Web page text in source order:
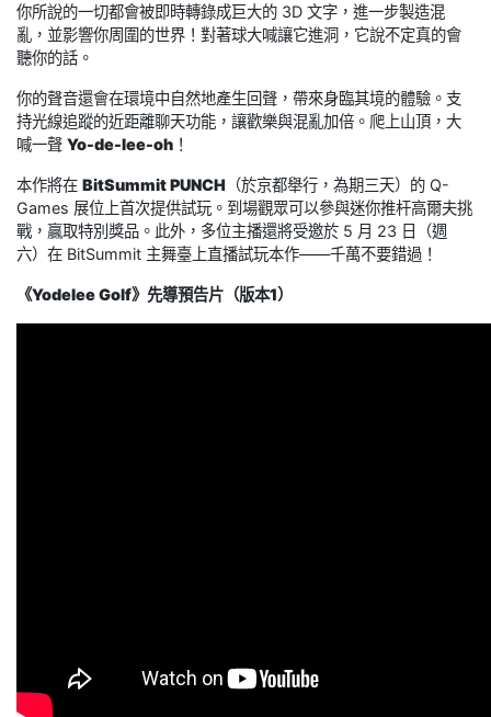
你所說的一切都會被即時轉錄成巨大的 3D 文字，進一步製造混
亂，並影響你周圍的世界！對著球大喊讓它進洞，它說不定真的會
聽你的話。
你的聲音還會在環境中自然地產生回聲，帶來身臨其境的體驗。支
持光線追蹤的近距離聊天功能，讓歡樂與混亂加倍。爬上山頂，大
喊一聲 Yo-de-lee-oh ！
本作將在 BitSummit PUNCH （於京都舉行，為期三天）的 Q-
Games 展位上首次提供試玩。到場觀眾可以參與迷你推杆高爾夫挑
戰，贏取特別獎品。此外，多位主播還將受邀於 5 月 23 日（週
六）在 BitSummit 主舞臺上直播試玩本作——千萬不要錯過！
《Yodelee Golf》先導預告片（版本1）